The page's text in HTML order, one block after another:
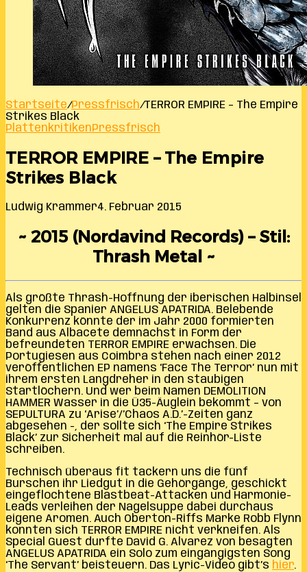
Startseite/Pressfrisch/TERROR EMPIRE – The Empire
Strikes Black
PlattenkritikenPressfrisch
TERROR EMPIRE – The Empire
Strikes Black
Ludwig Krammer4. Februar 2015
~ 2015 (Nordavind Records) – Stil:
Thrash Metal ~
Als größte Thrash-Hoffnung der iberischen Halbinsel
gelten die Spanier ANGELUS APATRIDA. Belebende
Konkurrenz könnte der im Jahr 2000 formierten
Band aus Albacete demnächst in Form der
befreundeten TERROR EMPIRE erwachsen. Die
Portugiesen aus Coimbra stehen nach einer 2012
veröffentlichen EP namens ‘Face The Terror’ nun mit
ihrem ersten Langdreher in den staubigen
Startlöchern. Und wer beim Namen DEMOLITION
HAMMER Wasser in die Ü35-Äuglein bekommt – von
SEPULTURA zu ‘Arise’/’Chaos A.D.’-Zeiten ganz
abgesehen -, der sollte sich ‘The Empire Strikes
Black’ zur Sicherheit mal auf die Reinhör-Liste
schreiben.
Technisch überaus fit tackern uns die fünf
Burschen ihr Liedgut in die Gehörgänge, geschickt
eingeflochtene Blastbeat-Attacken und Harmonie-
Leads verleihen der Nagelsuppe dabei durchaus
eigene Aromen. Auch Oberton-Riffs Marke Robb Flynn
konnten sich TERROR EMPIRE nicht verkneifen. Als
Special Guest durfte David G. Alvarez von besagten
ANGELUS APATRIDA ein Solo zum eingängigsten Song
‘The Servant’ beisteuern. Das Lyric-Video gibt’s hier.